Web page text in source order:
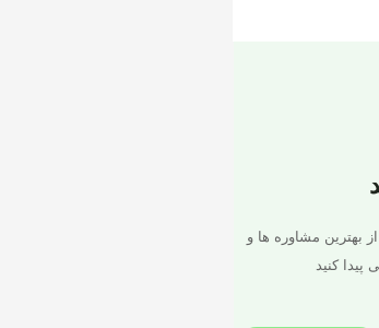
بهترین مشاوره ها و
پیدا کنید